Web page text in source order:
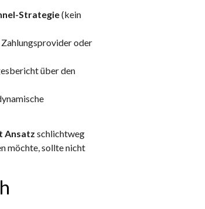
Strategie(kein
oder
über den
Ansatz schlichtweg
möchte, sollte nicht